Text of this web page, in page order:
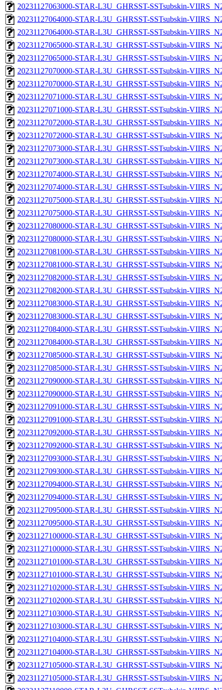
20231127063000-STAR-L3U_GHRSST-SSTsubskin-
20231127064000-STAR-L3U_GHRSST-SSTsubskin-
20231127064000-STAR-L3U_GHRSST-SSTsubskin-
20231127065000-STAR-L3U_GHRSST-SSTsubskin-
20231127065000-STAR-L3U_GHRSST-SSTsubskin-
20231127070000-STAR-L3U_GHRSST-SSTsubskin-
20231127070000-STAR-L3U_GHRSST-SSTsubskin-
20231127071000-STAR-L3U_GHRSST-SSTsubskin-
20231127071000-STAR-L3U_GHRSST-SSTsubskin-
20231127072000-STAR-L3U_GHRSST-SSTsubskin-
20231127072000-STAR-L3U_GHRSST-SSTsubskin-
20231127073000-STAR-L3U_GHRSST-SSTsubskin-
20231127073000-STAR-L3U_GHRSST-SSTsubskin-
20231127074000-STAR-L3U_GHRSST-SSTsubskin-
20231127074000-STAR-L3U_GHRSST-SSTsubskin-
20231127075000-STAR-L3U_GHRSST-SSTsubskin-
20231127075000-STAR-L3U_GHRSST-SSTsubskin-
20231127080000-STAR-L3U_GHRSST-SSTsubskin-
20231127080000-STAR-L3U_GHRSST-SSTsubskin-
20231127081000-STAR-L3U_GHRSST-SSTsubskin-
20231127081000-STAR-L3U_GHRSST-SSTsubskin-
20231127082000-STAR-L3U_GHRSST-SSTsubskin-
20231127082000-STAR-L3U_GHRSST-SSTsubskin-
20231127083000-STAR-L3U_GHRSST-SSTsubskin-
20231127083000-STAR-L3U_GHRSST-SSTsubskin-
20231127084000-STAR-L3U_GHRSST-SSTsubskin-
20231127084000-STAR-L3U_GHRSST-SSTsubskin-
20231127085000-STAR-L3U_GHRSST-SSTsubskin-
20231127085000-STAR-L3U_GHRSST-SSTsubskin-
20231127090000-STAR-L3U_GHRSST-SSTsubskin-
20231127090000-STAR-L3U_GHRSST-SSTsubskin-
20231127091000-STAR-L3U_GHRSST-SSTsubskin-
20231127091000-STAR-L3U_GHRSST-SSTsubskin-
20231127092000-STAR-L3U_GHRSST-SSTsubskin-
20231127092000-STAR-L3U_GHRSST-SSTsubskin-
20231127093000-STAR-L3U_GHRSST-SSTsubskin-
20231127093000-STAR-L3U_GHRSST-SSTsubskin-
20231127094000-STAR-L3U_GHRSST-SSTsubskin-
20231127094000-STAR-L3U_GHRSST-SSTsubskin-
20231127095000-STAR-L3U_GHRSST-SSTsubskin-
20231127095000-STAR-L3U_GHRSST-SSTsubskin-
20231127100000-STAR-L3U_GHRSST-SSTsubskin-
20231127100000-STAR-L3U_GHRSST-SSTsubskin-
20231127101000-STAR-L3U_GHRSST-SSTsubskin-
20231127101000-STAR-L3U_GHRSST-SSTsubskin-
20231127102000-STAR-L3U_GHRSST-SSTsubskin-
20231127102000-STAR-L3U_GHRSST-SSTsubskin-
20231127103000-STAR-L3U_GHRSST-SSTsubskin-
20231127103000-STAR-L3U_GHRSST-SSTsubskin-
20231127104000-STAR-L3U_GHRSST-SSTsubskin-
20231127104000-STAR-L3U_GHRSST-SSTsubskin-
20231127105000-STAR-L3U_GHRSST-SSTsubskin-
20231127105000-STAR-L3U_GHRSST-SSTsubskin-